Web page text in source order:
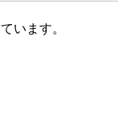
います。